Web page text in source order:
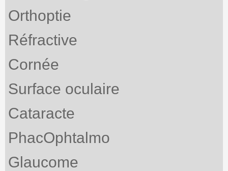
Orthoptie
Réfractive
Cornée
Surface oculaire
Cataracte
PhacOphtalmo
Glaucome